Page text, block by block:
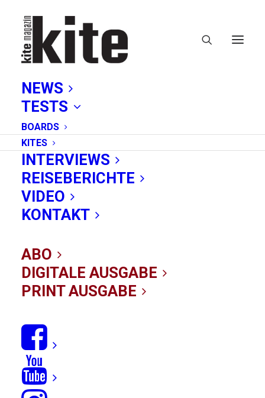
NEWS
TESTS
BOARDS
KITES
INTERVIEWS
REISEBERICHTE
VIDEO
KONTAKT
ABO
DIGITALE AUSGABE
PRINT AUSGABE
KITE Ausgabe 5/19
30/10/2019 | INNEWS | BY KITE-REDAKTION